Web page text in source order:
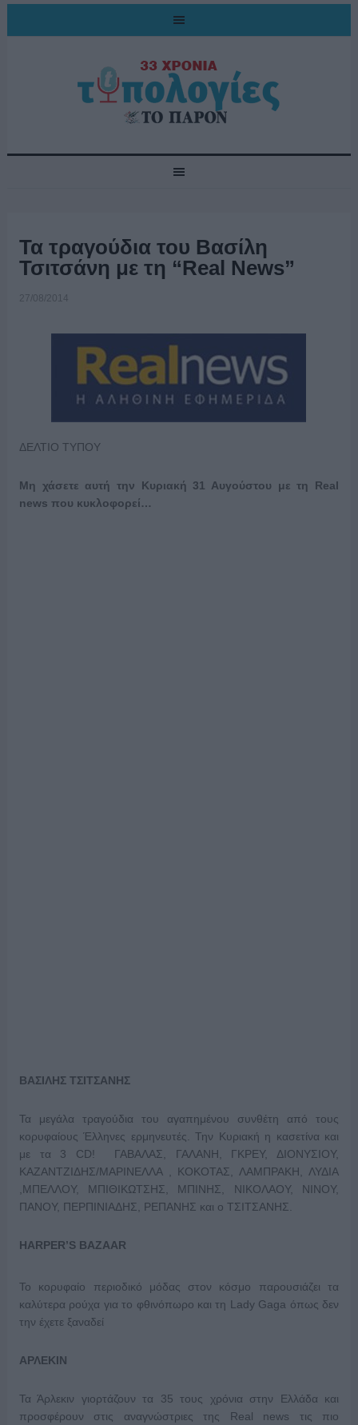
Τα τραγούδια του Βασίλη
Τσιτσάνη με τη “Real News”
27/08/2014
ΔΕΛΤΙΟ ΤΥΠΟΥ
Μη χάσετε αυτή την Κυριακή 31 Αυγούστου με τη Real
news που κυκλοφορεί…
ΒΑΣΙΛΗΣ ΤΣΙΤΣΑΝΗΣ
Τα μεγάλα τραγούδια του αγαπημένου συνθέτη από τους
κορυφαίους Έλληνες ερμηνευτές. Την Κυριακή η κασετίνα και
με τα 3 CD! ΓΑΒΑΛΑΣ, ΓΑΛΑΝΗ, ΓΚΡΕΥ, ΔΙΟΝΥΣΙΟΥ,
ΚΑΖΑΝΤΖΙΔΗΣ/ΜΑΡΙΝΕΛΛΑ , ΚΟΚΟΤΑΣ, ΛΑΜΠΡΑΚΗ, ΛΥΔΙΑ
,ΜΠΕΛΛΟΥ, ΜΠΙΘΙΚΩΤΣΗΣ, ΜΠΙΝΗΣ, ΝΙΚΟΛΑΟΥ, ΝΙΝΟΥ,
ΠΑΝΟΥ, ΠΕΡΠΙΝΙΑΔΗΣ, ΡΕΠΑΝΗΣ και ο ΤΣΙΤΣΑΝΗΣ.
HARPER’S BAZAAR
To κορυφαίο περιοδικό μόδας στον κόσμο παρουσιάζει τα
καλύτερα ρούχα για το φθινόπωρο και τη Lady Gaga όπως δεν
την έχετε ξαναδεί
ΑΡΛΕΚΙΝ
Τα Άρλεκιν γιορτάζουν τα 35 τους χρόνια στην Ελλάδα και
προσφέρουν στις αναγνώστριες της Real news τις πιο